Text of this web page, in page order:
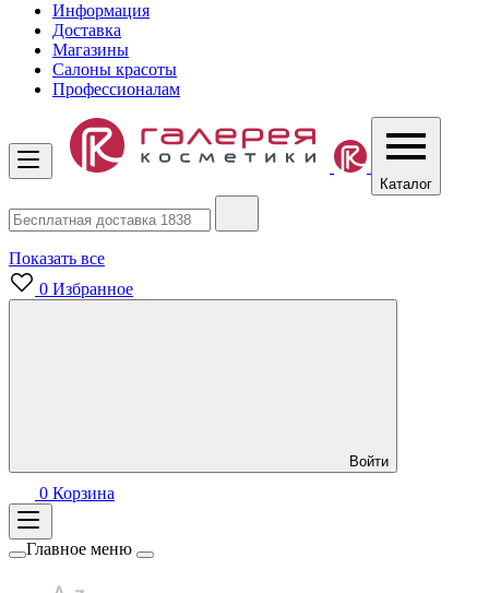
Информация
Доставка
Магазины
Салоны красоты
Профессионалам
Каталог
Показать все
0 Избранное
Войти
0 Корзина
Главное меню